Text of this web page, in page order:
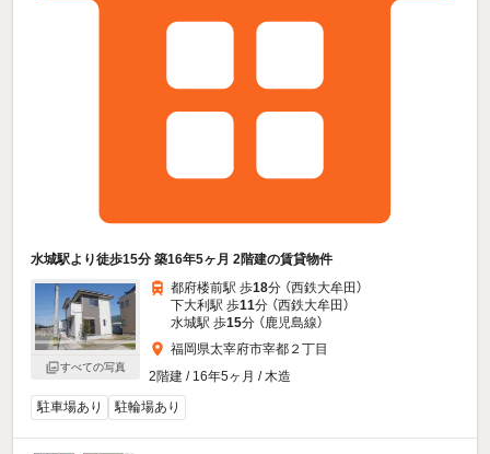
水城駅より徒歩15分 築16年5ヶ月 2階建の賃貸物件
すべての写真
都府楼前駅 歩18分 （西鉄大牟田）
下大利駅 歩11分 （西鉄大牟田）
水城駅 歩15分 （鹿児島線）
福岡県太宰府市宰都２丁目
2階建 / 16年5ヶ月 / 木造
駐車場あり
駐輪場あり